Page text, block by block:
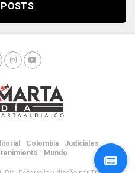
Colombia
Judiciales
Mundo